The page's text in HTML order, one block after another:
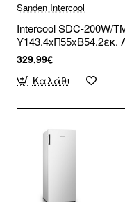
Sanden Intercool
Intercool SDC-200W/
Υ143.4xΠ55xΒ54.2εκ.
329,99€
Καλάθι